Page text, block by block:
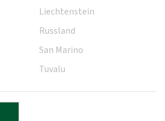
Liechtenstein
Russland
San Marino
Tuvalu